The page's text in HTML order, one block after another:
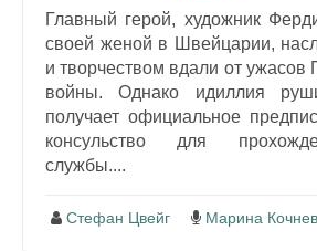
Главный герой, художник
своей женой в Швейцарии,
и творчеством вдали от
войны. Однако идиллия
получает официальное
консульство для
службы....
Стефан Цвейг Марина